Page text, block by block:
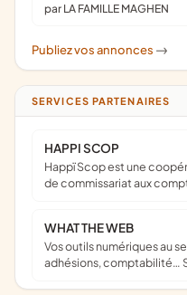
par LA FAMILLE MAGHEN
Publiez vos annonces ->
SERVICES PARTENAIRES
HAPPI SCOP
Happï Scop est une coopérative d’expertise comptable &
de commissariat aux
WHAT THE WEB
Vos outils numériques au service de votre mission : site web,
adhésions, comptabilité…